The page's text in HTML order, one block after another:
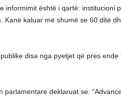
informimit është i qartë: institucioni
Kanë kaluar më shumë se 60 ditë
disa nga pyetjet që pres
parlamentare deklaruat se: